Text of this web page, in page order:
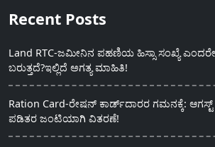
Recent Posts
Land RTC-ಜಮೀನಿನ ಪಹಣಿಯ ಹಿಸ್ಸಾ ಸಂಖ್ಯೆ
ಬರುತ್ತದೆ?ಇಲ್ಲಿದೆ ಅಗತ್ಯ ಮಾಹಿತಿ!
Ration Card-ರೇಷನ್ ಕಾರ್ಡ್‍ದಾರರ ಗಮನಕ್ಕೆ:
ಪಡಿತರ ಜಂಟಿಯಾಗಿ ವಿತರಣೆ!